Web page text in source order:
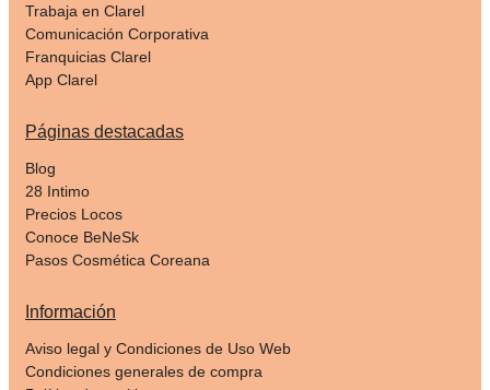
Trabaja en Clarel
Comunicación Corporativa
Franquicias Clarel
App Clarel
Páginas destacadas
Blog
28 Intimo
Precios Locos
Conoce BeNeSk
Pasos Cosmética Coreana
Información
Aviso legal y Condiciones de Uso Web
Condiciones generales de compra